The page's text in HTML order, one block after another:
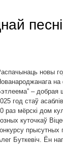
новы
на
–
год стаў
раз мёрскі дом
куточкаў
прысутных
Буткевіч. Ён